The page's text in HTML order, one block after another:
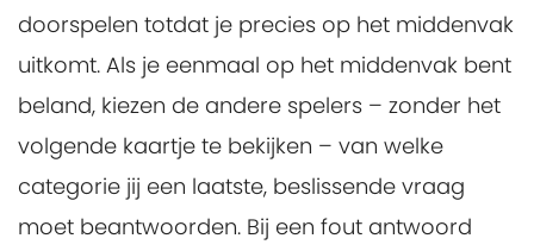
doorspelen totdat je precies op het middenvak
uitkomt. Als je eenmaal op het middenvak bent
beland, kiezen de andere spelers – zonder het
volgende kaartje te bekijken – van welke
categorie jij een laatste, beslissende vraag
moet beantwoorden. Bij een fout antwoord